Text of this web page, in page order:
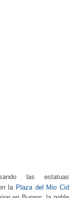
lasestatuas
la Plaza del Mio Cid